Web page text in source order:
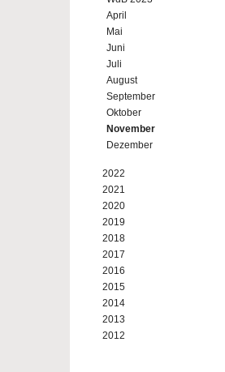
April
Mai
Juni
Juli
August
September
Oktober
November
Dezember
2022
2021
2020
2019
2018
2017
2016
2015
2014
2013
2012